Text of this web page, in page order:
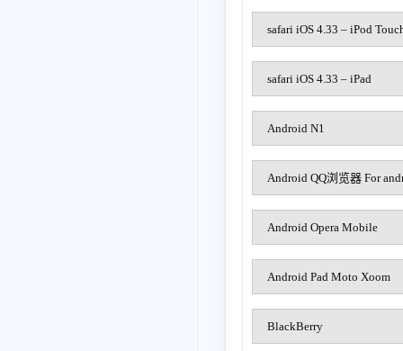
safari iOS 4.33 – iPod
safari iOS 4.33 – iPad
Android N1
Android QQ浏览器 For
Android Opera Mobile
Android Pad Moto Xoom
BlackBerry